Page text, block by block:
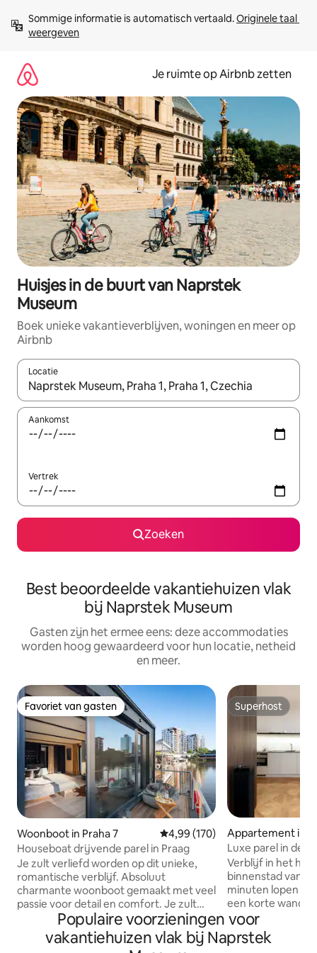
direct
naar
Sommige informatie is automatisch vertaald. Originele taal
weergeven
Je ruimte op Airbnb zetten
Huisjes in de buurt van Naprstek
Museum
Boek unieke vakantieverblijven, woningen en meer op
Airbnb
Locatie
Wanneer er suggesties beschikbaar zijn, maak je een keuze
Aankomst
Vertrek
Zoeken
Best beoordeelde vakantiehuizen vlak
bij Naprstek Museum
Gasten zijn het ermee eens: deze accommodaties
worden hoog gewaardeerd voor hun locatie, netheid
en meer.
Favoriet van gasten
Favoriet van gasten
Woonboot in Praha 7 Gemiddelde beoordeling van
4,99 (170)
Houseboat drijvende parel in Praag
Je zult verliefd worden op dit unieke,
romantische verblijf. Absoluut
charmante woonboot gemaakt met veel
passie voor detail en comfort. Je zult
een onvergetelijk verblijf beleven en je
zult niet weg willen. Je kunt vissen, of
gewoon de rivierwereld vol vissen
Superhost
Superhost
Appartement in
Luxe parel in de
loopafstand van
Verblijf in het
binnenstad van
minuten lopen
een korte
Stadsplein. Dit
appartement is
rustige straat en
Populaire voorzieningen voor
vakantiehuizen vlak bij Naprstek